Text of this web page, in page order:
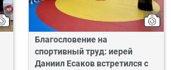
Благословение на
спортивный труд: иерей
Даниил Есаков встретился с